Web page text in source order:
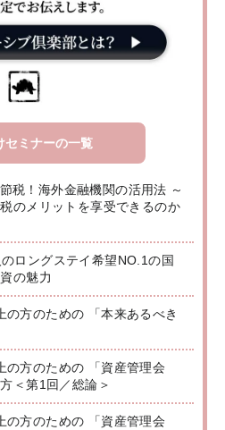
セミナーの一覧
税！海外金融機関の活用法 ～
のメリットを享受できるのか
ロングステイ希望NO.1の国
の魅力
方のための 「本来あるべき
の方のための 「資産管理会
＜第1回／総論＞
の方のための 「資産管理会